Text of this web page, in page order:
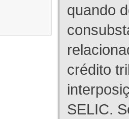
quando
crédito
SELIC.